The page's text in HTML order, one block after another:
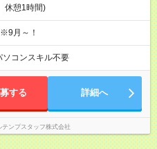
休憩1時間)
月～！
ソコンスキル不要
する 詳細へ
テンプスタッフ株式会社